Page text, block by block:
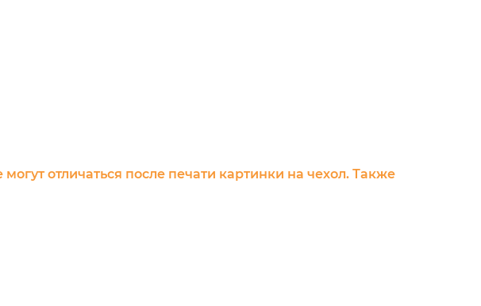
отличаться после печати картинки на чехол. Также